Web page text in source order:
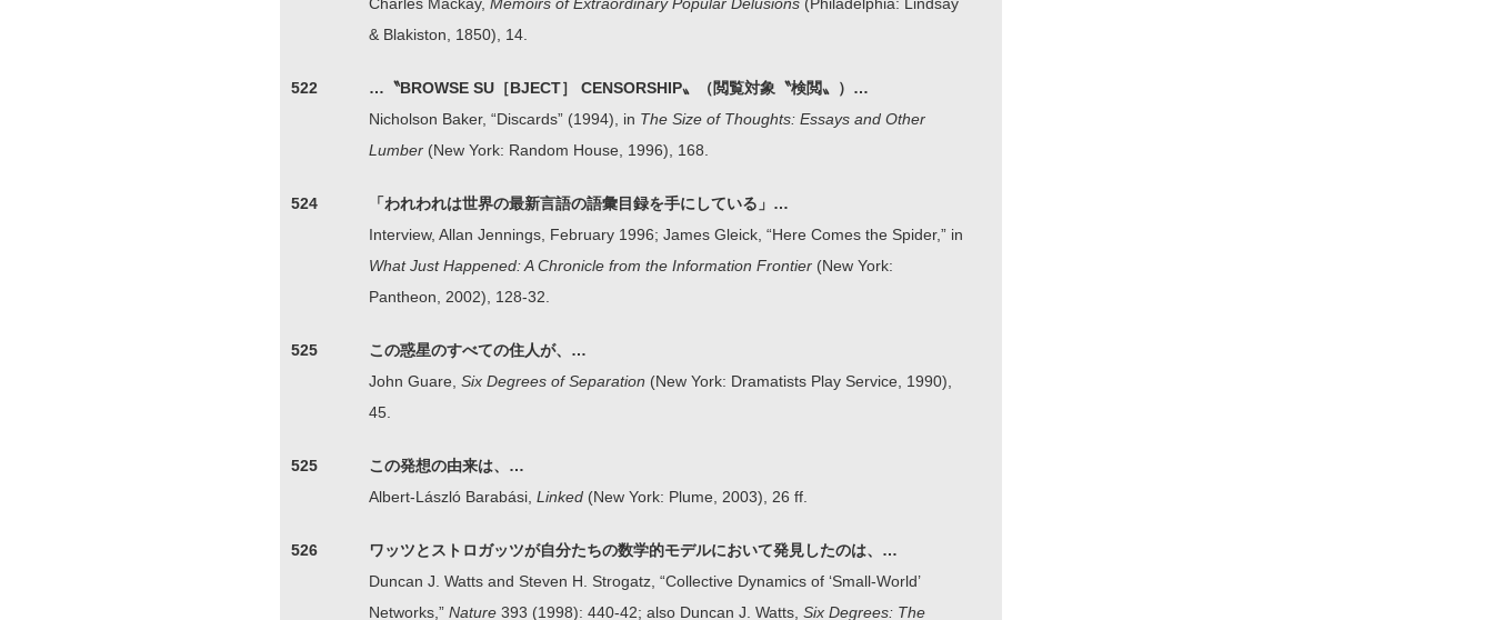
& Blakiston, 1850), 14.
522
…〝BROWSE SU［BJECT］ CENSORSHIP〟（閲覧対象〝検閲〟）…
Nicholson Baker, “Discards” (1994), in The Size of Thoughts: Essays and Other
Lumber (New York: Random House, 1996), 168.
524
「われわれは世界の最新言語の語彙目録を手にしている」…
Interview, Allan Jennings, February 1996; James Gleick, “Here Comes the Spider,” in
What Just Happened: A Chronicle from the Information Frontier (New York:
Pantheon, 2002), 128-32.
525
この惑星のすべての住人が、…
John Guare, Six Degrees of Separation (New York: Dramatists Play Service, 1990),
45.
525
この発想の由来は、…
Albert-László Barabási, Linked (New York: Plume, 2003), 26 ff.
526
ワッツとストロガッツが自分たちの数学的モデルにおいて発見したのは、…
Duncan J. Watts and Steven H. Strogatz, “Collective Dynamics of ‘Small-World’
Networks,” Nature 393 (1998): 440-42; also Duncan J. Watts, Six Degrees: The